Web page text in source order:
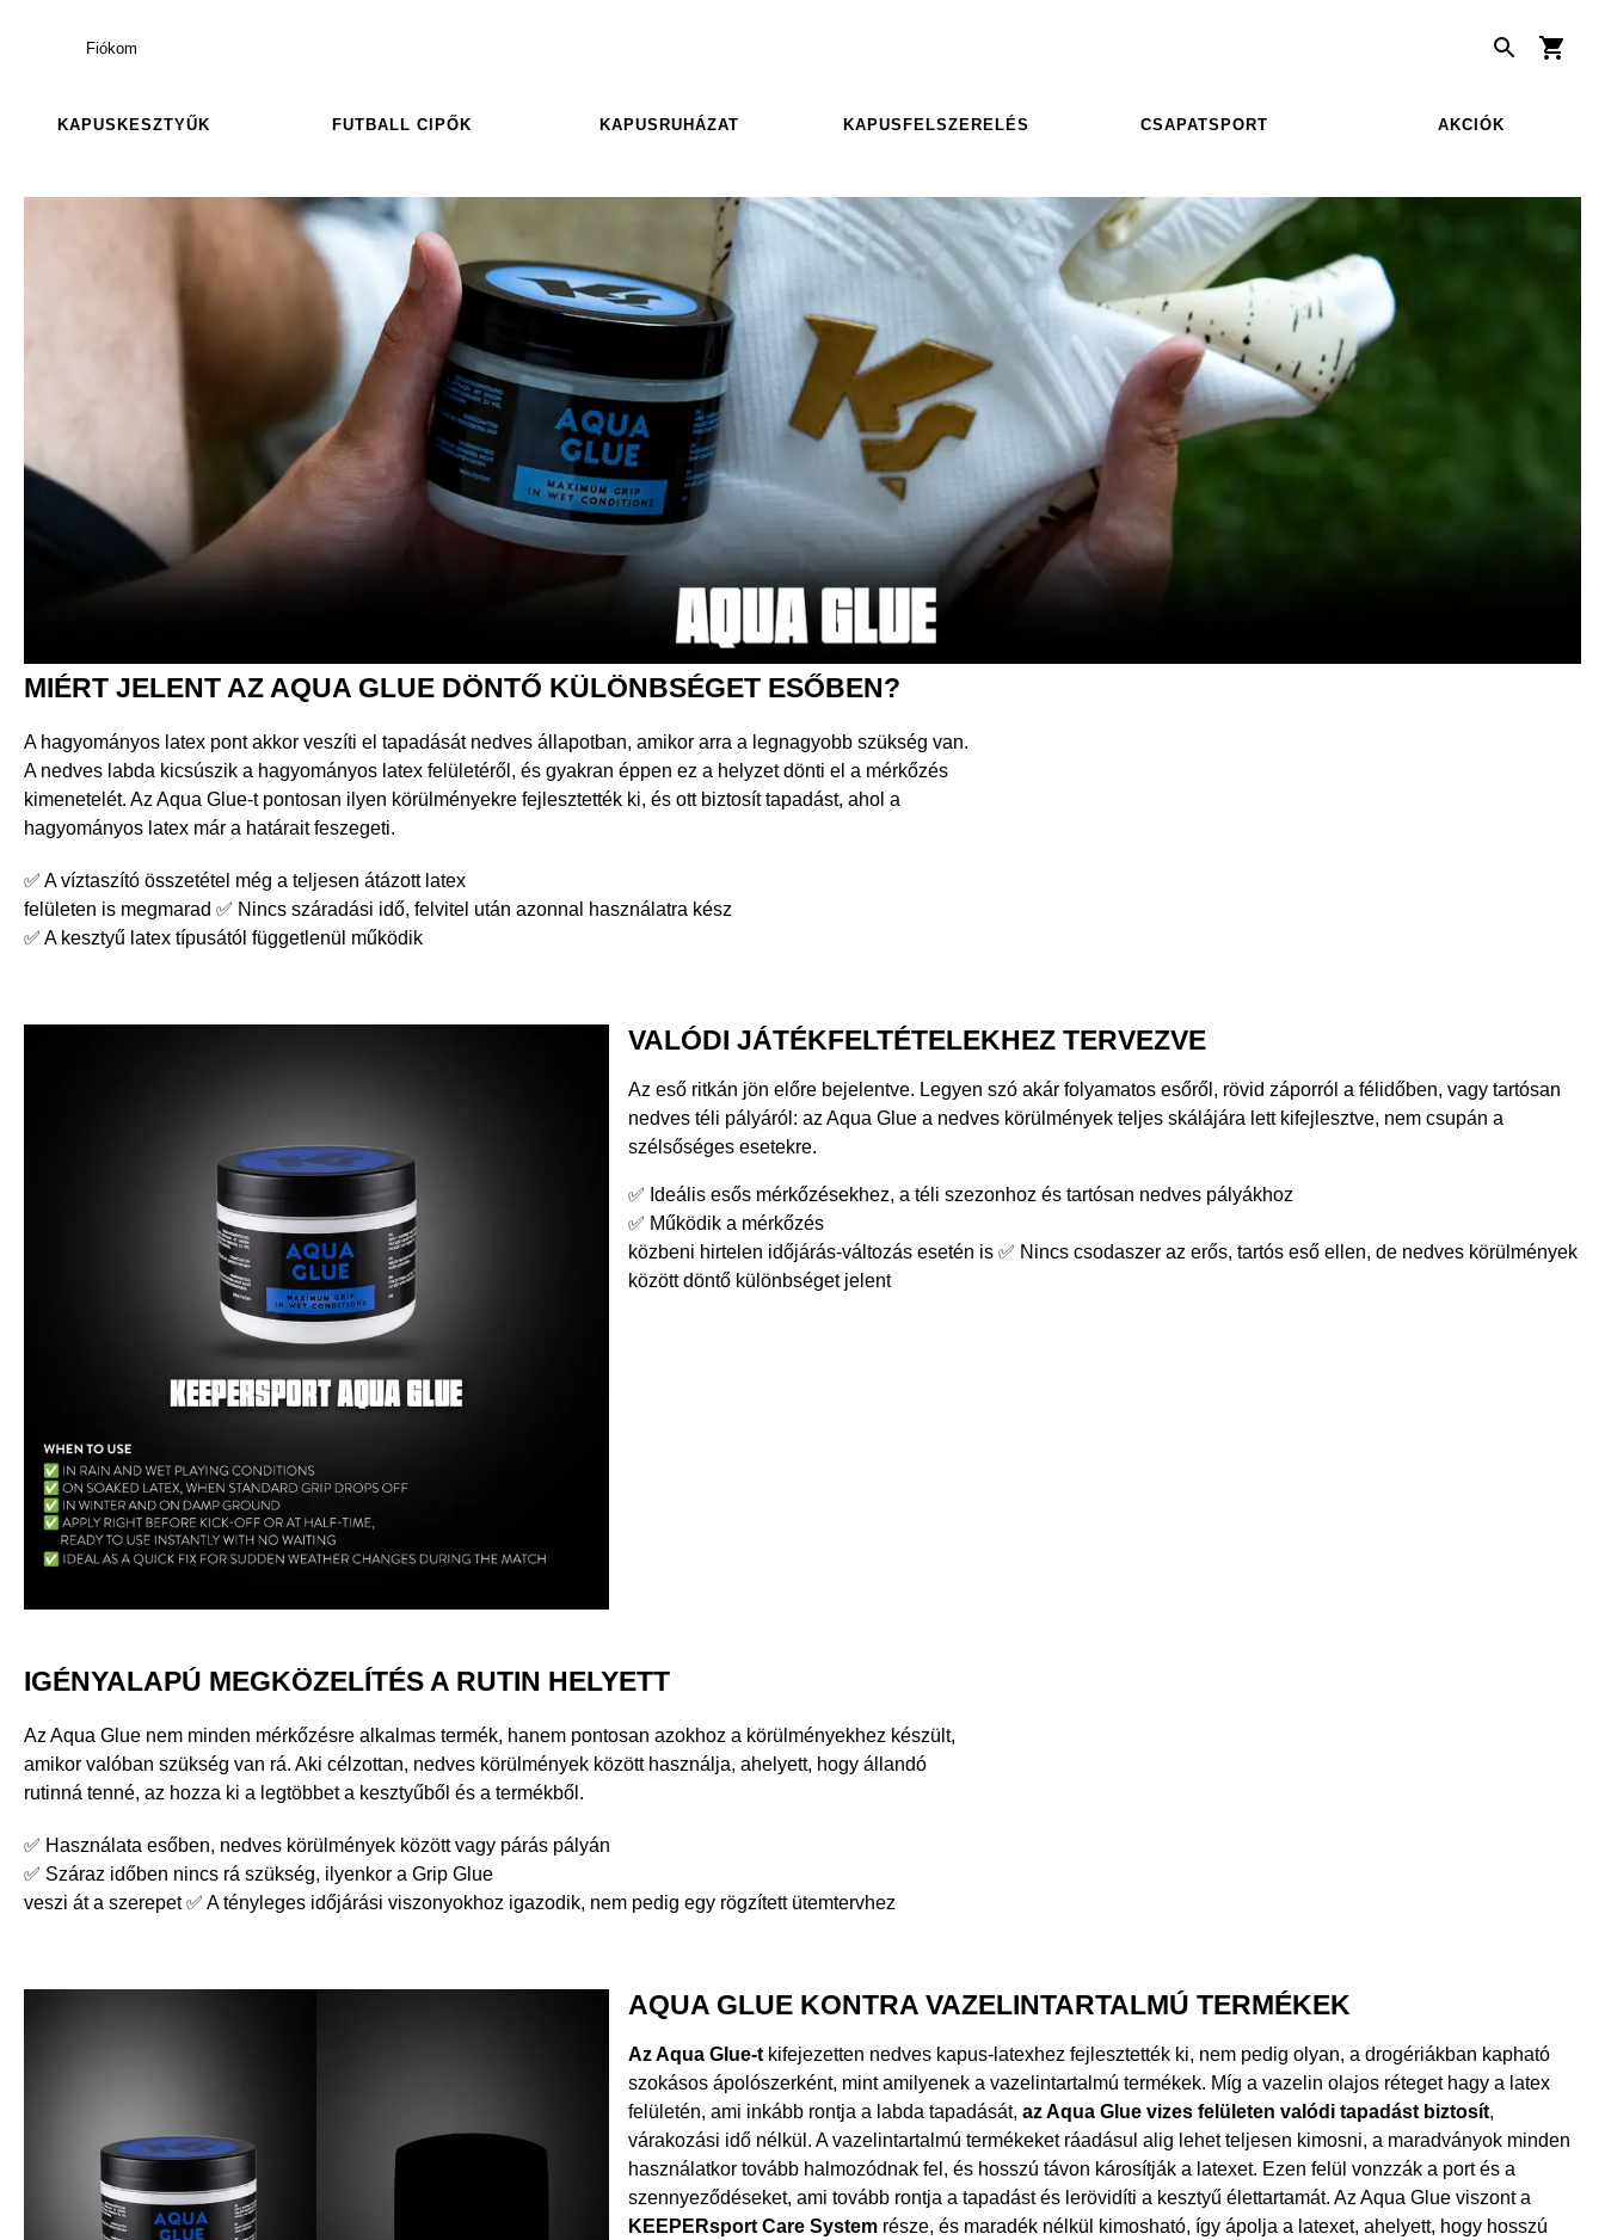
Fiókom
KAPUSKESZTYŰK FUTBALL CIPŐK KAPUSRUHÁZAT KAPUSFELSZERELÉS CSAPATSPORT AKCIÓK
MIÉRT JELENT AZ AQUA GLUE DÖNTŐ KÜLÖNBSÉGET ESŐBEN?
A hagyományos latex pont akkor veszíti el tapadását nedves állapotban, amikor arra a legnagyobb szükség van.
A nedves labda kicsúszik a hagyományos latex felületéről, és gyakran éppen ez a helyzet dönti el a mérkőzés
kimenetelét. Az Aqua Glue-t pontosan ilyen körülményekre fejlesztették ki, és ott biztosít tapadást, ahol a
hagyományos latex már a határait feszegeti.
✅ A víztaszító összetétel még a teljesen átázott latex
felületen is megmarad ✅ Nincs száradási idő, felvitel után azonnal használatra kész
✅ A kesztyű latex típusától függetlenül működik
VALÓDI JÁTÉKFELTÉTELEKHEZ TERVEZVE
Az eső ritkán jön előre bejelentve. Legyen szó akár folyamatos esőről, rövid záporról a félidőben, vagy tartósan
nedves téli pályáról: az Aqua Glue a nedves körülmények teljes skálájára lett kifejlesztve, nem csupán a
szélsőséges esetekre.
✅ Ideális esős mérkőzésekhez, a téli szezonhoz és tartósan nedves pályákhoz
✅ Működik a mérkőzés
közbeni hirtelen időjárás-változás esetén is ✅ Nincs csodaszer az erős, tartós eső ellen, de nedves körülmények
között döntő különbséget jelent
IGÉNYALAPÚ MEGKÖZELÍTÉS A RUTIN HELYETT
Az Aqua Glue nem minden mérkőzésre alkalmas termék, hanem pontosan azokhoz a körülményekhez készült,
amikor valóban szükség van rá. Aki célzottan, nedves körülmények között használja, ahelyett, hogy állandó
rutinná tenné, az hozza ki a legtöbbet a kesztyűből és a termékből.
✅ Használata esőben, nedves körülmények között vagy párás pályán
✅ Száraz időben nincs rá szükség, ilyenkor a Grip Glue
veszi át a szerepet ✅ A tényleges időjárási viszonyokhoz igazodik, nem pedig egy rögzített ütemtervhez
AQUA GLUE KONTRA VAZELINTARTALMÚ TERMÉKEK
Az Aqua Glue-t kifejezetten nedves kapus-latexhez fejlesztették ki, nem pedig olyan, a drogériákban kapható
szokásos ápolószerként, mint amilyenek a vazelintartalmú termékek. Míg a vazelin olajos réteget hagy a latex
felületén, ami inkább rontja a labda tapadását,az Aqua Glue vizes felületen valódi tapadást biztosít,
várakozási idő nélkül. A vazelintartalmú termékeket ráadásul alig lehet teljesen kimosni, a maradványok minden
használatkor tovább halmozódnak fel, és hosszú távon károsítják a latexet. Ezen felül vonzzák a port és a
szennyeződéseket, ami tovább rontja a tapadást és lerövidíti a kesztyű élettartamát. Az Aqua Glue viszont a
KEEPERsport Care System része, és maradék nélkül kimosható, így ápolja a latexet, ahelyett, hogy hosszú